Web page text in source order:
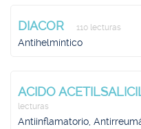
DIACOR 110 lecturas
Antihelmíntico
ACIDO
lecturas
Antiinflamatorio,